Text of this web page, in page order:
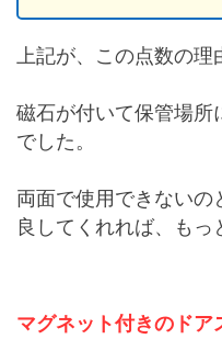
上記が、この点数の理
磁石が付いて保管場所
でした。
両面で使用できないの
良してくれれば、もっ
マグネット付きのドア